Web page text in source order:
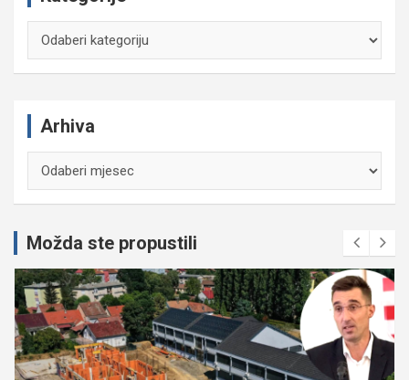
Arhiva
Možda ste propustili